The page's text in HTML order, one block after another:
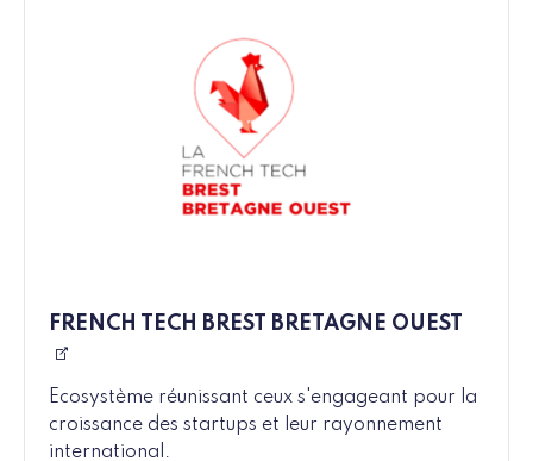
FRENCH TECH BREST BRETAGNE OUEST
Ecosystème réunissant ceux s'engageant pour la
croissance des startups et leur rayonnement
international.